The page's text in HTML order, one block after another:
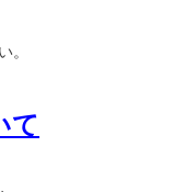
。
て